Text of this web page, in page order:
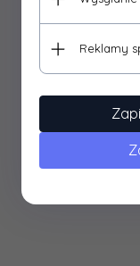
Wszystkie modele
narzędzia ani
Materiał: tworzywo.
Reklamy